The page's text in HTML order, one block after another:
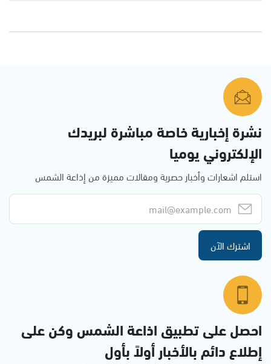
نشرة إخبارية خاصة مباشرة لبريدك
الإلكتروني يوميا
استلم اشعارات وأخبار حصرية ومقالات مميزة من إذاعة الشمس
اشترك الآن
احصل على تطبيق اذاعة الشمس وكن على
إطلاع دائم بالأخبار أولاً بأول